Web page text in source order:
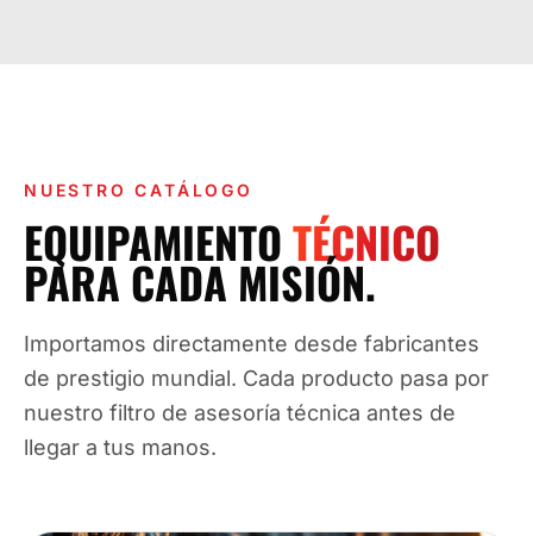
NUESTRO CATÁLOGO
EQUIPAMIENTOTÉCNICO
PARA CADA MISIÓN.
Importamos directamente desde fabricantes
de prestigio mundial. Cada producto pasa por
nuestro filtro de asesoría técnica antes de
llegar a tus manos.